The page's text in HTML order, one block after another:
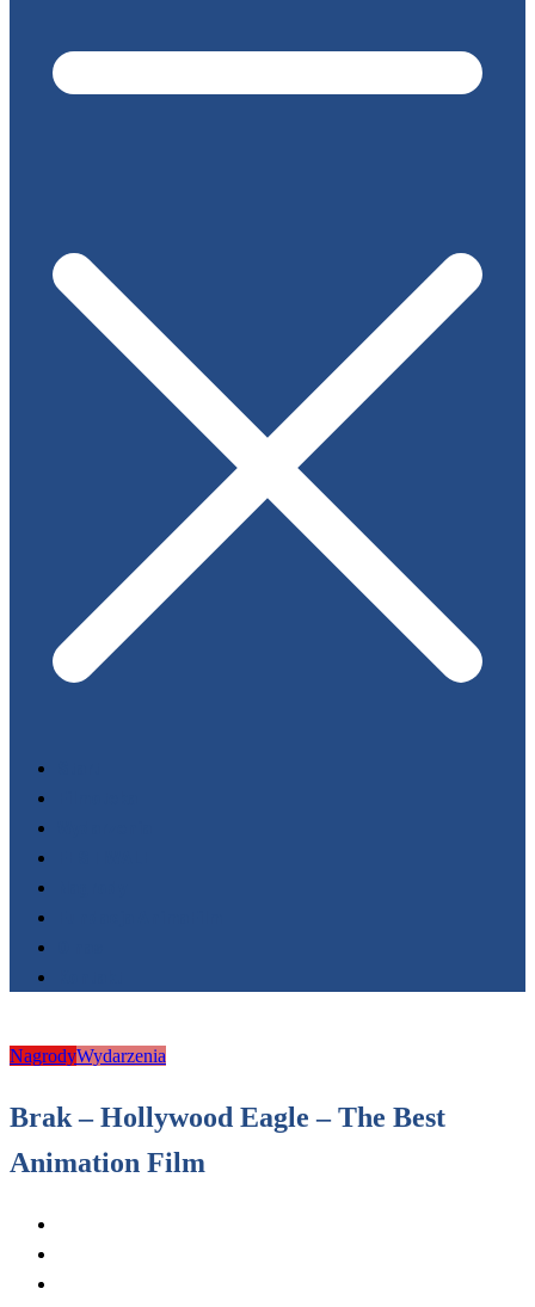
NagrodyWydarzenia
Brak – Hollywood Eagle – The Best
Animation Film